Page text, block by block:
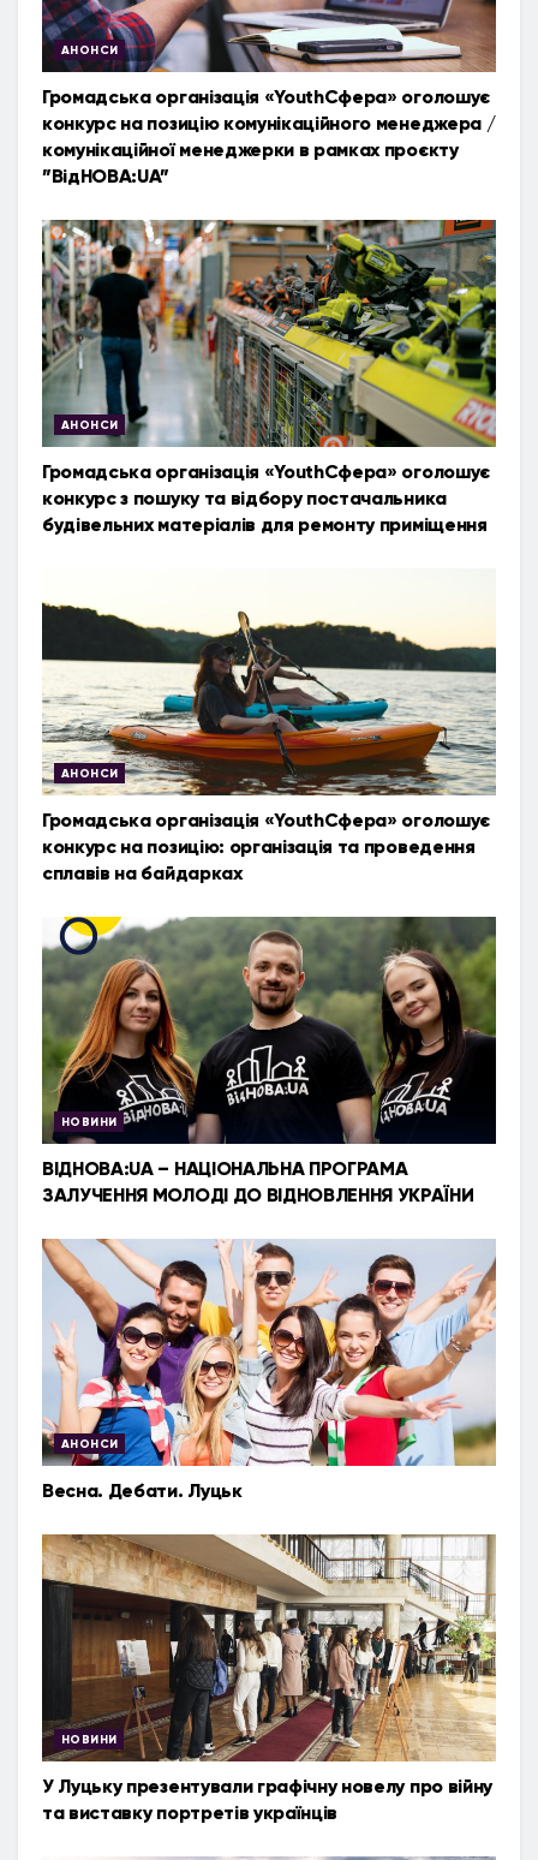
АНОНСИ
Громадська організація «YouthСфера» оголошує
конкурс на позицію комунікаційного менеджера /
комунікаційної менеджерки в рамках проєкту
”ВідНОВА:UA”
АНОНСИ
Громадська організація «YouthСфера» оголошує
конкурс з пошуку та відбору постачальника
будівельних матеріалів для ремонту приміщення
АНОНСИ
Громадська організація «YouthСфера» оголошує
конкурс на позицію: організація та проведення
сплавів на байдарках
НОВИНИ
ВІДНОВА:UA – НАЦІОНАЛЬНА ПРОГРАМА
ЗАЛУЧЕННЯ МОЛОДІ ДО ВІДНОВЛЕННЯ УКРАЇНИ
АНОНСИ
Весна. Дебати. Луцьк
НОВИНИ
У Луцьку презентували графічну новелу про війну
та виставку портретів українців